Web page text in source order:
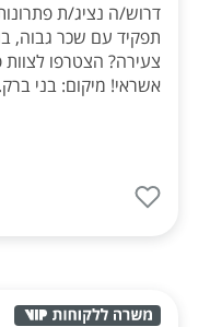
דרוש/ה נציג/ת
תפקיד עם שכר גבוה,
צעירה? הצטרפו
אשראי! מיקום: בני